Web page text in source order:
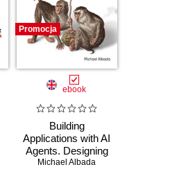
Promocja
ebook
Building
Applications with AI
Agents. Designing
and Implementing
Michael Albada